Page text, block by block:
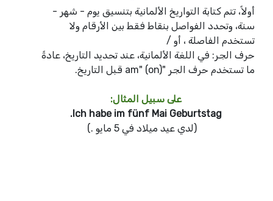
أولاً، تتم كتابة التواريخ الألمانية بتنسيق يوم - شهر -
سنة، وتحدد الفواصل بنقاط فقط بين الأرقام ولا
تستخدم الفاصلة ، أو /
حرف الجر: في اللغة الألمانية، عند تحديد التاريخ، عادةً
ما تستخدم حرف الجر "am" (on) قبل التاريخ.
على سبيل المثال:
Ich habe im fünf Mai Geburtstag.
(لدي عيد ميلاد في 5 مايو
.)